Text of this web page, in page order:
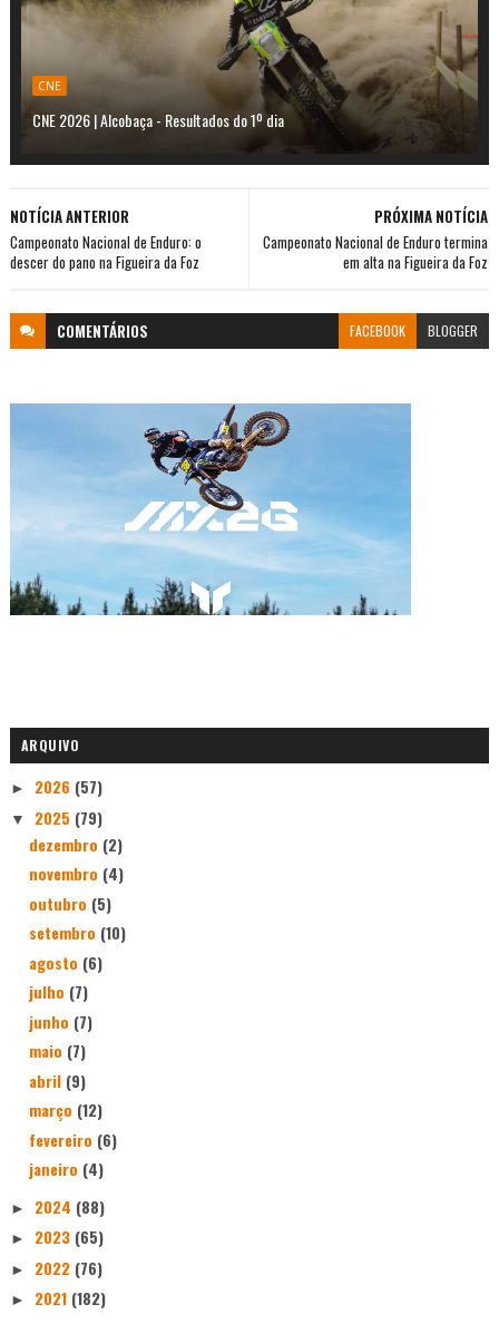
CNE
CNE 2026 | Alcobaça - Resultados do 1º dia
PRÓXIMA NOTÍCIA
Campeonato Nacional de Enduro termina
em alta na Figueira da Foz
NOTÍCIA ANTERIOR
Campeonato Nacional de Enduro: o
descer do pano na Figueira da Foz
COMENTÁRIOS FACEBOOK BLOGGER
ARQUIVO
► 2026 (57)
▼ 2025 (79)
dezembro (2)
novembro (4)
outubro (5)
setembro (10)
agosto (6)
julho (7)
junho (7)
maio (7)
abril (9)
março (12)
fevereiro (6)
janeiro (4)
► 2024 (88)
► 2023 (65)
► 2022 (76)
► 2021 (182)